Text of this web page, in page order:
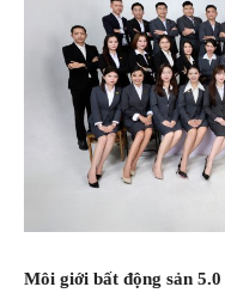
Môi giới bất động sản 5.0